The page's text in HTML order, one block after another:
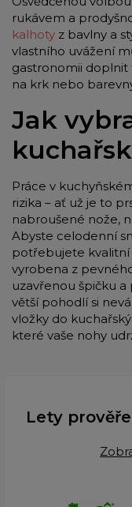
rukávem a
kalhoty z bavlny a
vlastního uvážení
gastronomii doplnit
na krk nebo
Jak
Práce v
rizika – ať už je to
nabroušené nože,
Abyste celodenní
potřebujete kvalitní
vyrobena z
uzavřenou špičku
větší pohodlí si
vložky do
které vaše nohy
Lety